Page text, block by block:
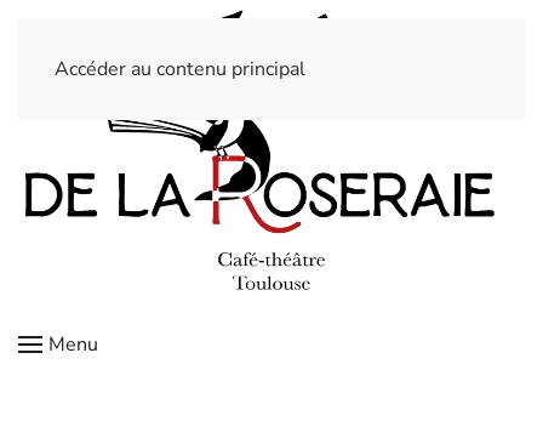
Accéder au contenu principal
Menu